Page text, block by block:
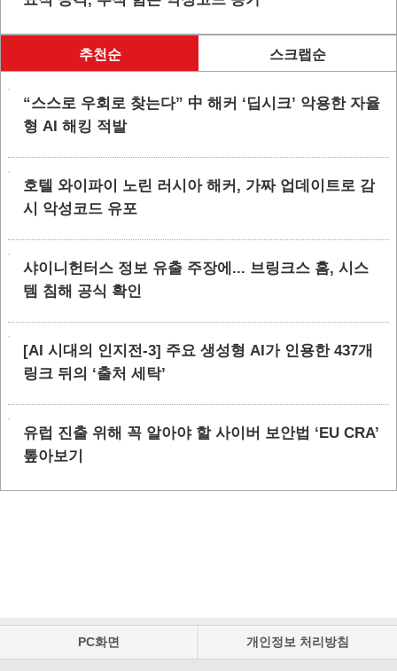
추천순 스크랩순
“스스로 우회로 찾는다” 中 해커 ‘딥시크’ 악용한 자율
형 AI 해킹 적발
호텔 와이파이 노린 러시아 해커, 가짜 업데이트로 감
시 악성코드 유포
샤이니헌터스 정보 유출 주장에... 브링크스 홈, 시스
템 침해 공식 확인
[AI 시대의 인지전-3] 주요 생성형 AI가 인용한 437개
링크 뒤의 ‘출처 세탁’
유럽 진출 위해 꼭 알아야 할 사이버 보안법 ‘EU CRA’
톺아보기
PC화면 개인정보 처리방침